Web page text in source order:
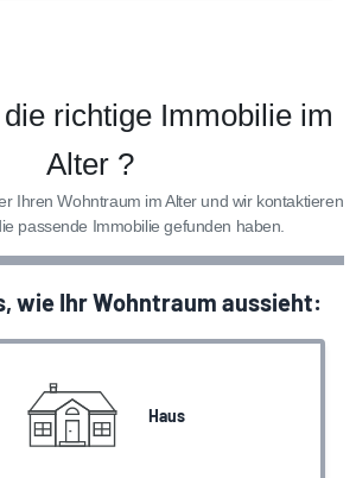
richtige Immobilie im
Alter ?
Ihren Wohntraum im Alter und wir kontaktieren
passende Immobilie gefunden haben.